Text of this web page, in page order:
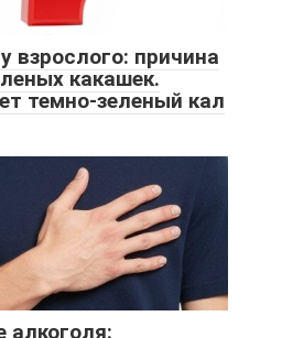
взрослого: причина
какашек.
темно-зеленый кал
алкоголя: